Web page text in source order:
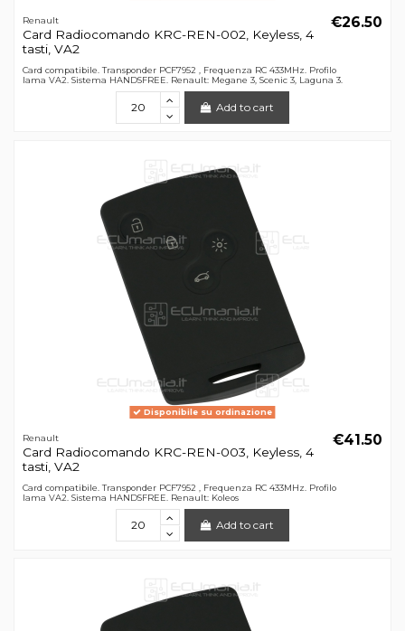
Renault
Card Radiocomando KRC-REN-002, Keyless, 4
tasti, VA2
€26.50
Card compatibile. Transponder PCF7952 , Frequenza RC 433MHz. Profilo
lama VA2. Sistema HANDSFREE. Renault: Megane 3, Scenic 3, Laguna 3.
Add to cart
Disponibile su ordinazione
Renault
Card Radiocomando KRC-REN-003, Keyless, 4
tasti, VA2
€41.50
Card compatibile. Transponder PCF7952 , Frequenza RC 433MHz. Profilo
lama VA2. Sistema HANDSFREE. Renault: Koleos
Add to cart